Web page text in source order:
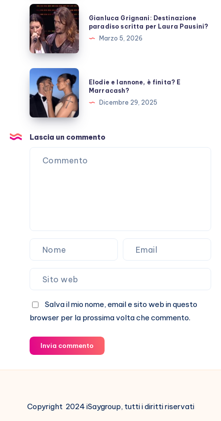
Gianluca
Grignani:
Destinazione
paradiso
scritta
per
Laura
Pausini?
Gianluca Grignani: Destinazione
paradiso scritta per Laura Pausini?
Marzo 5, 2026
Elodie
e
Iannone,
finita?
E
Marracash?
Elodie e Iannone, è finita? E
Marracash?
Dicembre 29, 2025
Lascia un commento
Salva il mio nome, email e sito web in questo
browser per la prossima volta che commento.
Invia commento
Copyright 2024 iSaygroup, tutti i diritti riservati